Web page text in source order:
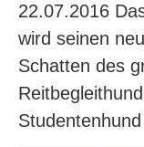
22.07.2016
wird seinen
Schatten des